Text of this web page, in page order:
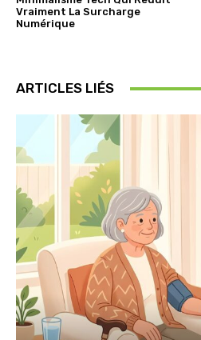
Vraiment La Surcharge
Numérique
ARTICLES LIÉS